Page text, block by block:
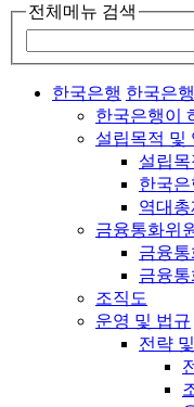
전체메뉴 검색
한국은행 한국은행
한국은행이
설립목적 및
설립
한국은
역대총
금융통화위
금융통
금융
조직도
운영 및 법규
전략